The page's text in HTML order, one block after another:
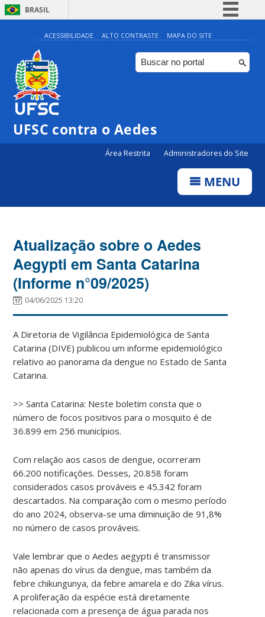
BRASIL
Simplifique!
Comunica BR
Participe
ACESSIBILIDADE ALTO CONTRASTE MAPA DO SITE
UFSC contra o Aedes
Área Restrita Administradores do Site
MENU
Atualização sobre o Aedes
Aegypti em Santa Catarina
(Informe n°09/2025)
04/06/2025 13:20
A Diretoria de Vigilância Epidemiológica de Santa
Catarina (DIVE) publicou um informe epidemiológico
relativo ao panorama da dengue no Estado de Santa
Catarina.
>> Santa Catarina: Neste boletim consta que o
número de focos positivos para o mosquito é de
36.899 em 256 municípios.
Com relação aos casos de dengue, ocorreram
66.200 notificações. Desses, 20.858 foram
considerados casos prováveis e 45.342 foram
descartados. Na comparação com o mesmo período
do ano 2024, observa-se uma diminuição de 91,8%
no número de casos prováveis.
Vale lembrar que o Aedes aegypti é transmissor
não apenas do vírus da dengue, mas também da
febre chikungunya, da febre amarela e do Zika vírus.
A proliferação da espécie está diretamente
relacionada com a presença de água parada nos